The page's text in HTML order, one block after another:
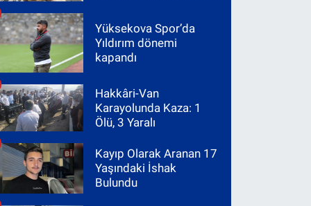
Yüksekova Spor’da
Yıldırım dönemi
kapandı
Hakkâri-Van
Karayolunda Kaza: 1
Ölü, 3 Yaralı
Kayıp Olarak Aranan 17
Yaşındaki İshak
Bulundu